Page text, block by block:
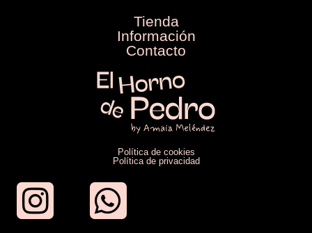
Tienda
Información
Contacto
Política de cookies
Política de privacidad